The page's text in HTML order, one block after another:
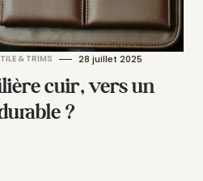
& TRIMS 28 juillet 2025
cuir, vers un
?